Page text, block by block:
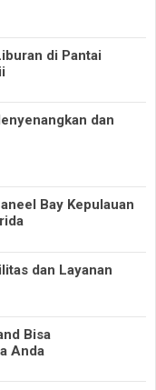
di Pantai
dan
Bay Kepulauan
dan Layanan
Bisa
Anda